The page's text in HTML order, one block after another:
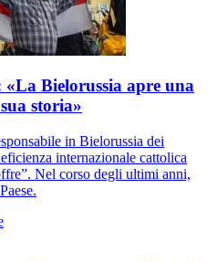
Bielorussia apre una
storia»
in Bielorussia dei
internazionale cattolica
Nel corso degli ultimi anni,